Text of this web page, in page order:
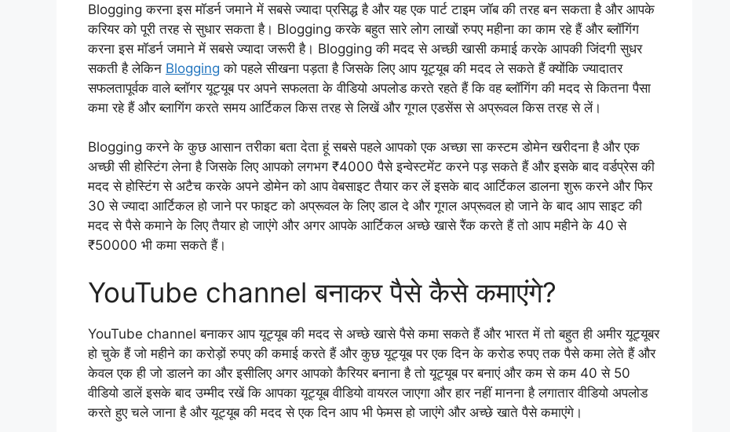
Blogging करना इस मॉडर्न जमाने में सबसे ज्यादा प्रसिद्ध है और यह एक पार्ट टाइम जॉब की तरह बन सकता है और आपके
करियर को पूरी तरह से सुधार सकता है। Blogging करके बहुत सारे लोग लाखों रुपए महीना का काम रहे हैं और ब्लॉगिंग
करना इस मॉडर्न जमाने में सबसे ज्यादा जरूरी है। Blogging की मदद से अच्छी खासी कमाई करके आपकी जिंदगी सुधर
सकती है लेकिन Blogging को पहले सीखना पड़ता है जिसके लिए आप यूट्यूब की मदद ले सकते हैं क्योंकि ज्यादातर
सफलतापूर्वक वाले ब्लॉगर यूट्यूब पर अपने सफलता के वीडियो अपलोड करते रहते हैं कि वह ब्लॉगिंग की मदद से कितना पैसा
कमा रहे हैं और ब्लागिंग करते समय आर्टिकल किस तरह से लिखें और गूगल एडसेंस से अप्रूवल किस तरह से लें।
Blogging करने के कुछ आसान तरीका बता देता हूं सबसे पहले आपको एक अच्छा सा कस्टम डोमेन खरीदना है और एक
अच्छी सी होस्टिंग लेना है जिसके लिए आपको लगभग ₹4000 पैसे इन्वेस्टमेंट करने पड़ सकते हैं और इसके बाद वर्डप्रेस की
मदद से होस्टिंग से अटैच करके अपने डोमेन को आप वेबसाइट तैयार कर लें इसके बाद आर्टिकल डालना शुरू करने और फिर
30 से ज्यादा आर्टिकल हो जाने पर फाइट को अप्रूवल के लिए डाल दे और गूगल अप्रूवल हो जाने के बाद आप साइट की
मदद से पैसे कमाने के लिए तैयार हो जाएंगे और अगर आपके आर्टिकल अच्छे खासे रैंक करते हैं तो आप महीने के 40 से
₹50000 भी कमा सकते हैं।
YouTube channel बनाकर पैसे कैसे कमाएंगे?
YouTube channel बनाकर आप यूट्यूब की मदद से अच्छे खासे पैसे कमा सकते हैं और भारत में तो बहुत ही अमीर यूट्यूबर
हो चुके हैं जो महीने का करोड़ों रुपए की कमाई करते हैं और कुछ यूट्यूब पर एक दिन के करोड रुपए तक पैसे कमा लेते हैं और
केवल एक ही जो डालने का और इसीलिए अगर आपको कैरियर बनाना है तो यूट्यूब पर बनाएं और कम से कम 40 से 50
वीडियो डालें इसके बाद उम्मीद रखें कि आपका यूट्यूब वीडियो वायरल जाएगा और हार नहीं मानना है लगातार वीडियो अपलोड
करते हुए चले जाना है और यूट्यूब की मदद से एक दिन आप भी फेमस हो जाएंगे और अच्छे खाते पैसे कमाएंगे।